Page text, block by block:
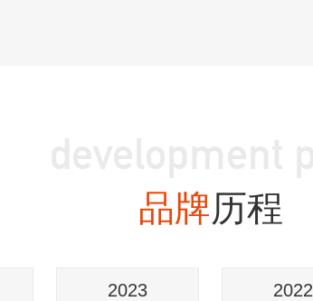
品牌历程
2023 2022